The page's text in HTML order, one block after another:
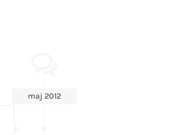
maj 2012